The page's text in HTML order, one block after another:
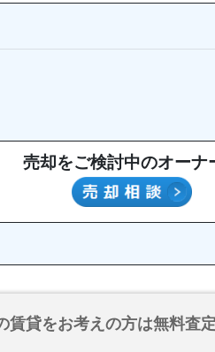
売却をご検討中のオーナ
貸をお考えの方は無料査